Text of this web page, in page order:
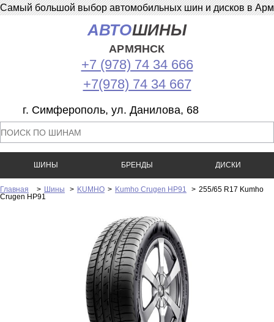
Самый большой выбор автомобильных шин и дисков в
АВТОШИНЫ
АРМЯНСК
+7 (978) 74 34 666
+7(978) 74 34 667
г. Симферополь, ул. Данилова, 68
ШИНЫ БРЕНДЫ ДИСКИ
Главная > Шины > KUMHO > Kumho Crugen HP91 > 255/65 R17 Kumho
Crugen HP91